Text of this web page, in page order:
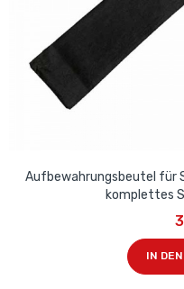
Aufbewahrungsbeutel für
komplettes
IN